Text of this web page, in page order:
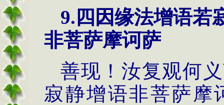
9. 四因缘法增语若
非菩萨摩诃萨
善现！汝复观何
寂静增语非菩萨摩